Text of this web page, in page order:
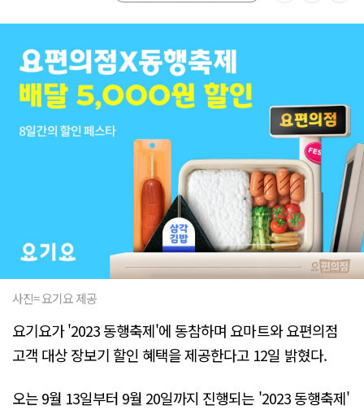
사진= 요기요 제공
요기요가 '2023 동행축제'에 동참하며 요마트와 요편의점
고객 대상 장보기 할인 혜택을 제공한다고 12일 밝혔다.
오는 9월 13일부터 9월 20일까지 진행되는 '2023 동행축제'